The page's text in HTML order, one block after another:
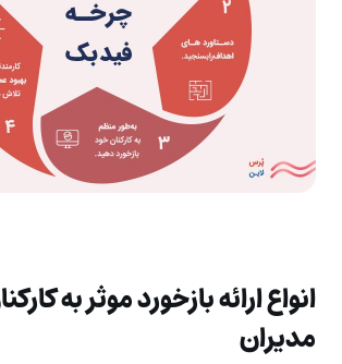
انواع ارائه بازخورد موثر به
مدیران